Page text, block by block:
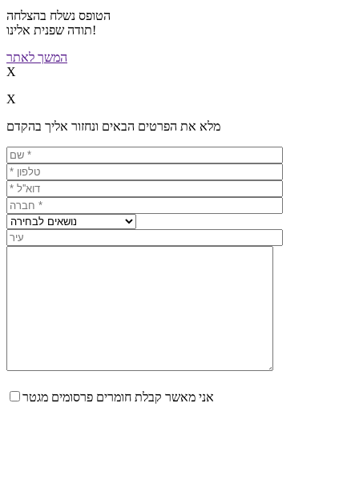
הטופס נשלח בהצלחה
תודה שפנית אלינו!
המשך לאתר
X
X
מלא את הפרטים הבאים ונחזור אליך בהקדם
אני מאשר קבלת חומרים פרסומים מגטר